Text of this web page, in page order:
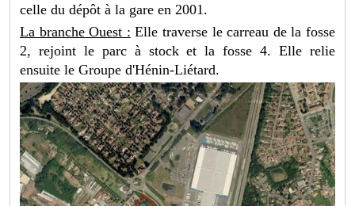
celle du dépôt à la gare en 2001.
La branche Ouest : Elle traverse le carreau de la fosse
2, rejoint le parc à stock et la fosse 4. Elle relie
ensuite le Groupe d'Hénin-Liétard.